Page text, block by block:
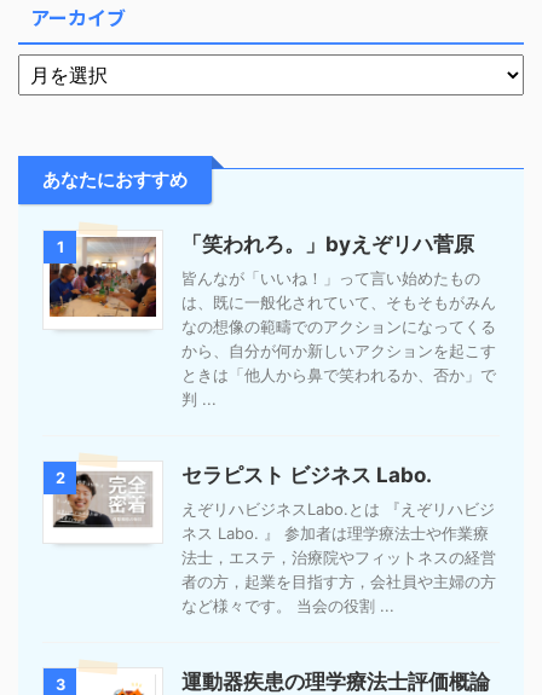
アーカイブ
あなたにおすすめ
1 「笑われろ。」byえぞリハ菅原
皆んなが「いいね！」って言い始めたもの
は、既に一般化されていて、そもそもがみん
なの想像の範疇でのアクションになってくる
から、自分が何か新しいアクションを起こす
ときは「他人から鼻で笑われるか、否か」で
判 ...
2 セラピスト ビジネス Labo.
えぞリハビジネスLabo.とは 『えぞリハビジ
ネス Labo. 』 参加者は理学療法士や作業療
法士，エステ，治療院やフィットネスの経営
者の方，起業を目指す方，会社員や主婦の方
など様々です。 当会の役割 ...
3 運動器疾患の理学療法士評価概論